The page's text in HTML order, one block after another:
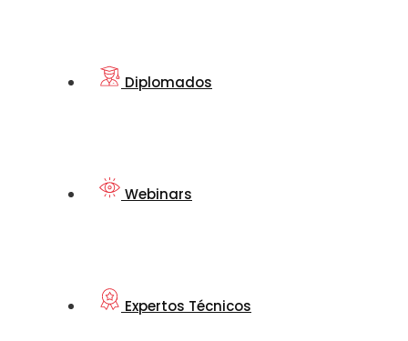
Diplomados
Webinars
Expertos Técnicos